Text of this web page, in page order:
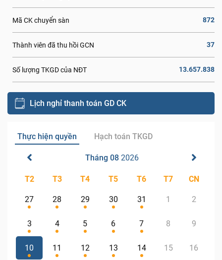
Mã CK chuyển sàn 872
Thành viên đã thu hồi GCN 37
Số lượng TKGD của NĐT 13.657.838
Lịch nghỉ thanh toán GD CK
Thực hiện quyền Hạch toán TKGD
Tháng 08 2026
T2 T3 T4 T5 T6 T7 CN
27 28 29 30 31 1 2
3 4 5 6 7 8 9
10 11 12 13 14 15 16